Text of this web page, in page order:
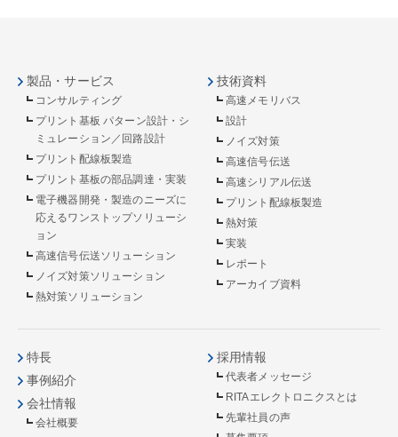
製品・サービス
コンサルティング
プリント基板 パターン設計・シ
ミュレーション／回路設計
プリント配線板製造
プリント基板の部品調達・実装
電子機器開発・製造のニーズに
応えるワンストップソリューシ
ョン
高速信号伝送ソリューション
ノイズ対策ソリューション
熱対策ソリューション
技術資料
高速メモリバス
設計
ノイズ対策
高速信号伝送
高速シリアル伝送
プリント配線板製造
熱対策
実装
レポート
アーカイブ資料
特長
事例紹介
会社情報
会社概要
採用情報
代表者メッセージ
RITAエレクトロニクスとは
先輩社員の声